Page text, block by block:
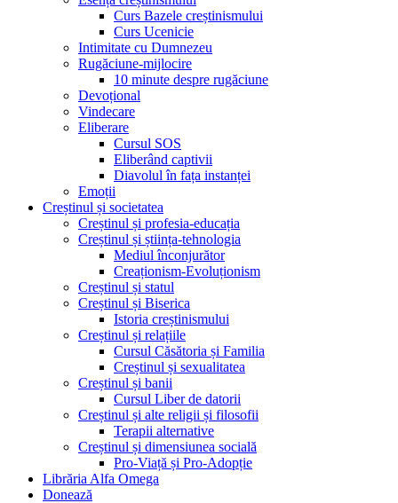
Curs Bazele creștinismului
Curs Ucenicie
Intimitate cu Dumnezeu
Rugăciune-mijlocire
10 minute despre rugăciune
Devoțional
Vindecare
Eliberare
Cursul SOS
Eliberând captivii
Diavolul în fața instanței
Emoții
Creștinul și societatea
Creștinul și profesia-educația
Creștinul și știința-tehnologia
Mediul înconjurător
Creaționism-Evoluționism
Creștinul și statul
Creștinul și Biserica
Istoria creștinismului
Creștinul și relațiile
Cursul Căsătoria și Familia
Creștinul și sexualitatea
Creștinul și banii
Cursul Liber de datorii
Creștinul și alte religii și filosofii
Terapii alternative
Creștinul și dimensiunea socială
Pro-Viață și Pro-Adopție
Librăria Alfa Omega
Donează